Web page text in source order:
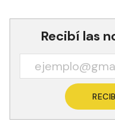
Recibí las